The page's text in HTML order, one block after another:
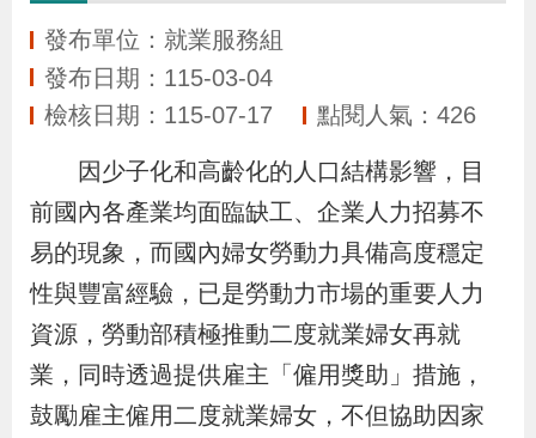
署
訊
發
布
民
服
務
發布單位：就業服務組
發布日期：115-03-04
檢核日期：115-07-17
點閱人氣：426
因少子化和高齡化的人口結構影響，目
前國內各產業均面臨缺工、企業人力招募不
易的現象，而國內婦女勞動力具備高度穩定
性與豐富經驗，已是勞動力市場的重要人力
資源，勞動部積極推動二度就業婦女再就
業，同時透過提供雇主「僱用獎助」措施，
鼓勵雇主僱用二度就業婦女，不但協助因家